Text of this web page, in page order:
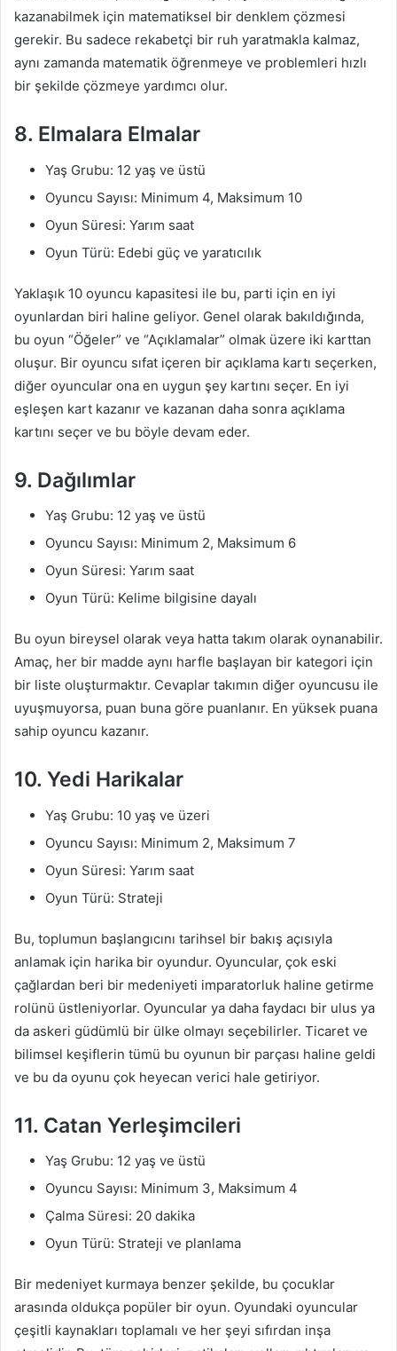
kazanabilmek için matematiksel bir denklem çözmesi
gerekir. Bu sadece rekabetçi bir ruh yaratmakla kalmaz,
aynı zamanda matematik öğrenmeye ve problemleri hızlı
bir şekilde çözmeye yardımcı olur.
8. Elmalara Elmalar
Yaş Grubu: 12 yaş ve üstü
Oyuncu Sayısı: Minimum 4, Maksimum 10
Oyun Süresi: Yarım saat
Oyun Türü: Edebi güç ve yaratıcılık
Yaklaşık 10 oyuncu kapasitesi ile bu, parti için en iyi
oyunlardan biri haline geliyor. Genel olarak bakıldığında,
bu oyun “Öğeler” ve “Açıklamalar” olmak üzere iki karttan
oluşur. Bir oyuncu sıfat içeren bir açıklama kartı seçerken,
diğer oyuncular ona en uygun şey kartını seçer. En iyi
eşleşen kart kazanır ve kazanan daha sonra açıklama
kartını seçer ve bu böyle devam eder.
9. Dağılımlar
Yaş Grubu: 12 yaş ve üstü
Oyuncu Sayısı: Minimum 2, Maksimum 6
Oyun Süresi: Yarım saat
Oyun Türü: Kelime bilgisine dayalı
Bu oyun bireysel olarak veya hatta takım olarak oynanabilir.
Amaç, her bir madde aynı harfle başlayan bir kategori için
bir liste oluşturmaktır. Cevaplar takımın diğer oyuncusu ile
uyuşmuyorsa, puan buna göre puanlanır. En yüksek puana
sahip oyuncu kazanır.
10. Yedi Harikalar
Yaş Grubu: 10 yaş ve üzeri
Oyuncu Sayısı: Minimum 2, Maksimum 7
Oyun Süresi: Yarım saat
Oyun Türü: Strateji
Bu, toplumun başlangıcını tarihsel bir bakış açısıyla
anlamak için harika bir oyundur. Oyuncular, çok eski
çağlardan beri bir medeniyeti imparatorluk haline getirme
rolünü üstleniyorlar. Oyuncular ya daha faydacı bir ulus ya
da askeri güdümlü bir ülke olmayı seçebilirler. Ticaret ve
bilimsel keşiflerin tümü bu oyunun bir parçası haline geldi
ve bu da oyunu çok heyecan verici hale getiriyor.
11. Catan Yerleşimcileri
Yaş Grubu: 12 yaş ve üstü
Oyuncu Sayısı: Minimum 3, Maksimum 4
Çalma Süresi: 20 dakika
Oyun Türü: Strateji ve planlama
Bir medeniyet kurmaya benzer şekilde, bu çocuklar
arasında oldukça popüler bir oyun. Oyundaki oyuncular
çeşitli kaynakları toplamalı ve her şeyi sıfırdan inşa